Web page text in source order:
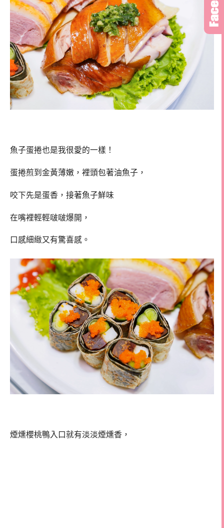
魚子蛋捲也是我很愛的一樣！
蛋捲煎到金黃薄嫩，裡頭包著油魚子，
咬下先是蛋香，接著魚子鮮味
在嘴裡輕輕啵啵爆開，
口感細緻又有驚喜感。
煙燻櫻桃鴨入口就有淡淡煙燻香，